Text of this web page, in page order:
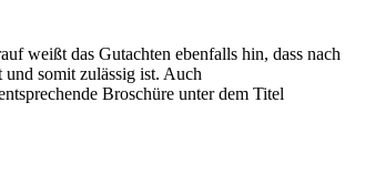
weißt das Gutachten ebenfalls hin, dass nach
somit zulässig ist. Auch
Broschüre unter dem Titel